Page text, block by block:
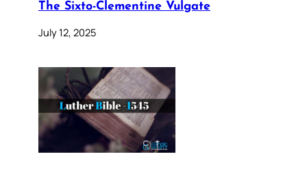
The Sixto-Clementine Vulgate
July 12, 2025